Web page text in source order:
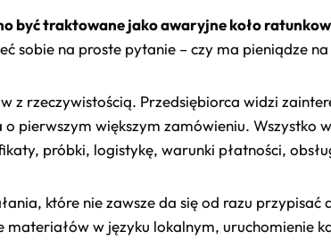
być traktowane jako awaryjne koło
sobie na proste pytanie – czy ma pieniądze
z rzeczywistością. Przedsiębiorca widzi
pierwszym większym zamówieniu.
próbki, logistykę, warunki płatności,
które nie zawsze da się od razu
w języku lokalnym, uruchomienie